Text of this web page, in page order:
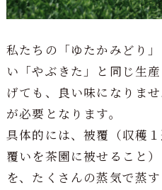
私たちの「ゆたかみどり
い「やぶきた」と同じ生
げても、良い味になりま
が必要となります。
具体的には、被覆（収穫
覆いを茶園に被せること
を、たくさんの蒸気で蒸